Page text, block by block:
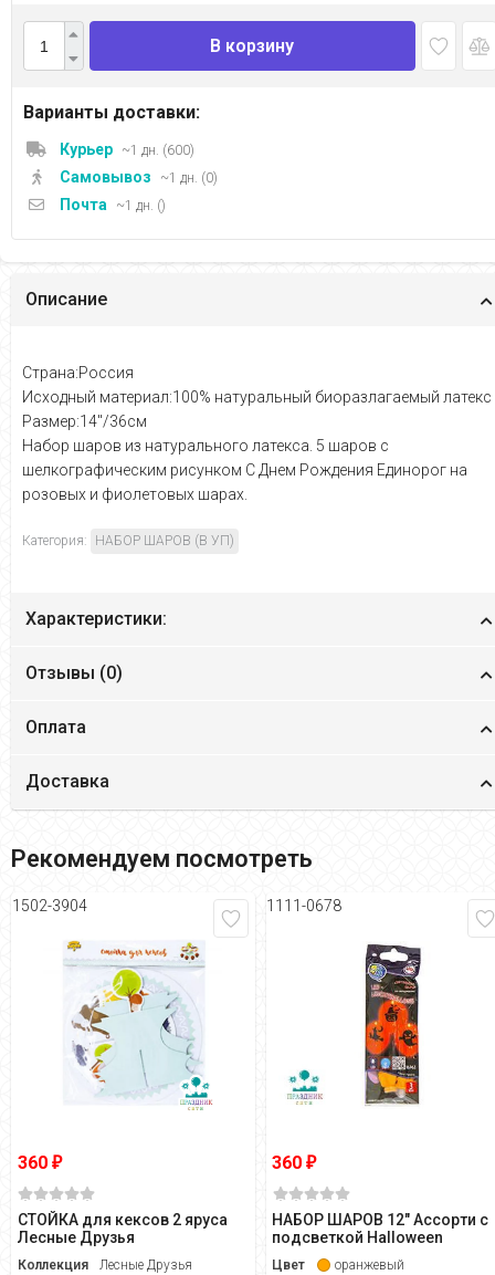
В корзину
Варианты доставки:
Курьер ~1 дн. (600)
Самовывоз ~1 дн. (0)
Почта ~1 дн. ()
Описание
Страна:Россия
Исходный материал:100% натуральный биоразлагаемый латекс
Размер:14"/36см
Набор шаров из натурального латекса. 5 шаров с
шелкографическим рисунком С Днем Рождения Единорог на
розовых и фиолетовых шарах.
Категория: НАБОР ШАРОВ (В УП)
Характеристики:
Отзывы (0)
Оплата
Доставка
Рекомендуем посмотреть
1502-3904
360 ₽
СТОЙКА для кексов 2 яруса
Лесные Друзья
Коллекция Лесные Друзья
1111-0678
360₽
НАБОР ШАРОВ 12" Ассорти с
подсветкой Halloween
Цвет
оранжевый